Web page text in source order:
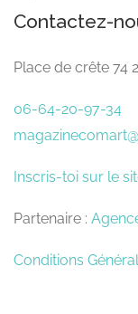
Contactez-
Place de crête 74
06-64-20-97-34
Inscris-toi sur le
Partenaire :
Conditions